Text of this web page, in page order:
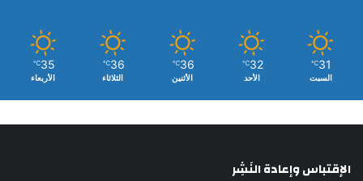
31
℃
السبت
32
℃
الأحد
36
℃
الأثنين
36
℃
الثلاثاء
35
℃
الأربعاء
الإقتباس وإعادة النَشِر